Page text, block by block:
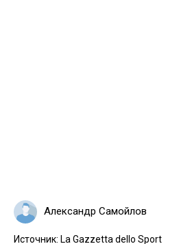
Александр Самойлов
Источник: La Gazzetta dello Sport